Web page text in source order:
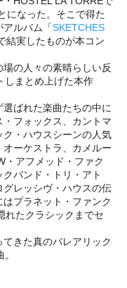
になった。そこで得た
ルバム「SKETCHES
結実したものが本コン
の人々の素晴らしい反
しまとめ上げた本作
ばれた楽曲たちの中に
フォックス、カントマ
・ハウスシーンの人気
ーケストラ、カメルー
・アフメッド・ファク
バンド・トリ・アト
レッシヴ・ハウスの伝
プラネット・ファンク
れたクラシックまでセ
きた真のバレアリック